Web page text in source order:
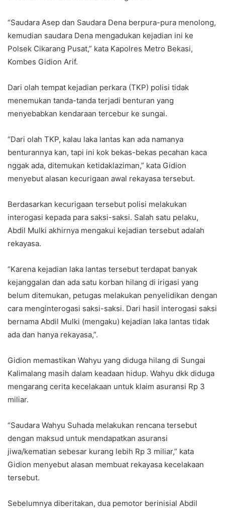
“Saudara Asep dan Saudara Dena berpura-pura menolong,
kemudian saudara Dena mengadukan kejadian ini ke
Polsek Cikarang Pusat,” kata Kapolres Metro Bekasi,
Kombes Gidion Arif.
Dari olah tempat kejadian perkara (TKP) polisi tidak
menemukan tanda-tanda terjadi benturan yang
menyebabkan kendaraan tercebur ke sungai.
“Dari olah TKP, kalau laka lantas kan ada namanya
benturannya kan, tapi ini kok bekas-bekas pecahan kaca
nggak ada, ditemukan ketidaklaziman,” kata Gidion
menyebut alasan kecurigaan awal rekayasa tersebut.
Berdasarkan kecurigaan tersebut polisi melakukan
interogasi kepada para saksi-saksi. Salah satu pelaku,
Abdil Mulki akhirnya mengakui kejadian tersebut adalah
rekayasa.
“Karena kejadian laka lantas tersebut terdapat banyak
kejanggalan dan ada satu korban hilang di irigasi yang
belum ditemukan, petugas melakukan penyelidikan dengan
cara menginterogasi saksi-saksi. Dari hasil interogasi saksi
bernama Abdil Mulki (mengaku) kejadian laka lantas tidak
ada dan hanya rekayasa,”.
Gidion memastikan Wahyu yang diduga hilang di Sungai
Kalimalang masih dalam keadaan hidup. Wahyu dkk diduga
mengarang cerita kecelakaan untuk klaim asuransi Rp 3
miliar.
“Saudara Wahyu Suhada melakukan rencana tersebut
dengan maksud untuk mendapatkan asuransi
jiwa/kematian sebesar kurang lebih Rp 3 miliar,” kata
Gidion menyebut alasan membuat rekayasa kecelakaan
tersebut.
Sebelumnya diberitakan, dua pemotor berinisial Abdil